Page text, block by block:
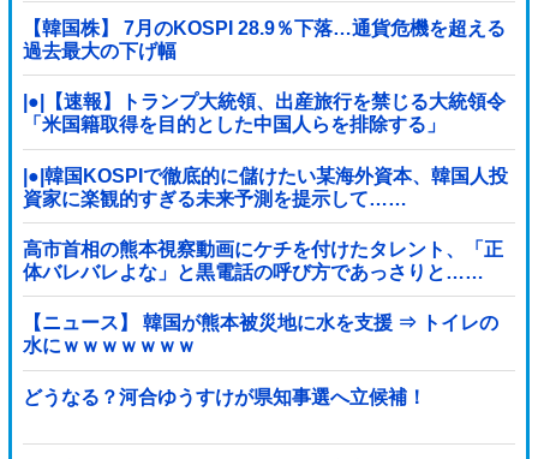
【韓国株】 7月のKOSPI 28.9％下落…通貨危機を超える
過去最大の下げ幅
|●|【速報】トランプ大統領、出産旅行を禁じる大統領令
「米国籍取得を目的とした中国人らを排除する」
|●|韓国KOSPIで徹底的に儲けたい某海外資本、韓国人投
資家に楽観的すぎる未来予測を提示して……
高市首相の熊本視察動画にケチを付けたタレント、「正
体バレバレよな」と黒電話の呼び方であっさりと……
【ニュース】 韓国が熊本被災地に水を支援 ⇒ トイレの
水にｗｗｗｗｗｗｗ
どうなる？河合ゆうすけが県知事選へ立候補！